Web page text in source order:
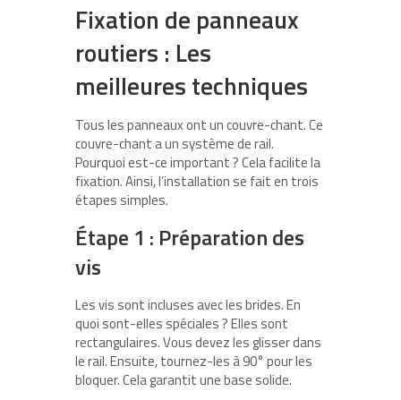
Fixation de panneaux
routiers : Les
meilleures techniques
Tous les panneaux ont un couvre-chant. Ce
couvre-chant a un système de rail.
Pourquoi est-ce important ? Cela facilite la
fixation. Ainsi, l’installation se fait en trois
étapes simples.
Étape 1 : Préparation des
vis
Les vis sont incluses avec les brides. En
quoi sont-elles spéciales ? Elles sont
rectangulaires. Vous devez les glisser dans
le rail. Ensuite, tournez-les à 90° pour les
bloquer. Cela garantit une base solide.